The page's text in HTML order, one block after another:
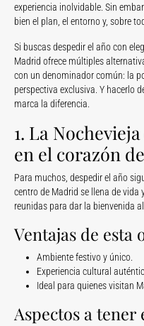
experiencia inolvidable. Sin
bien el plan, el entorno y, sobre
Si buscas despedir el año con
Madrid ofrece múltiples
con un denominador común: la
perspectiva exclusiva. Y hacerlo
marca la diferencia.
1. La
en el corazón
Para muchos, despedir el año
centro de Madrid se llena de
reunidas para dar la bienvenida
Ventajas de esta
Ambiente festivo y único.
Experiencia cultural
Ideal para quienes visitan
Aspectos a tener